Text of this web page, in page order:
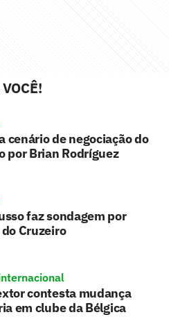
cenário de negociação do
por Brian Rodríguez
faz sondagem por
Cruzeiro
contesta mudança
em clube da Bélgica